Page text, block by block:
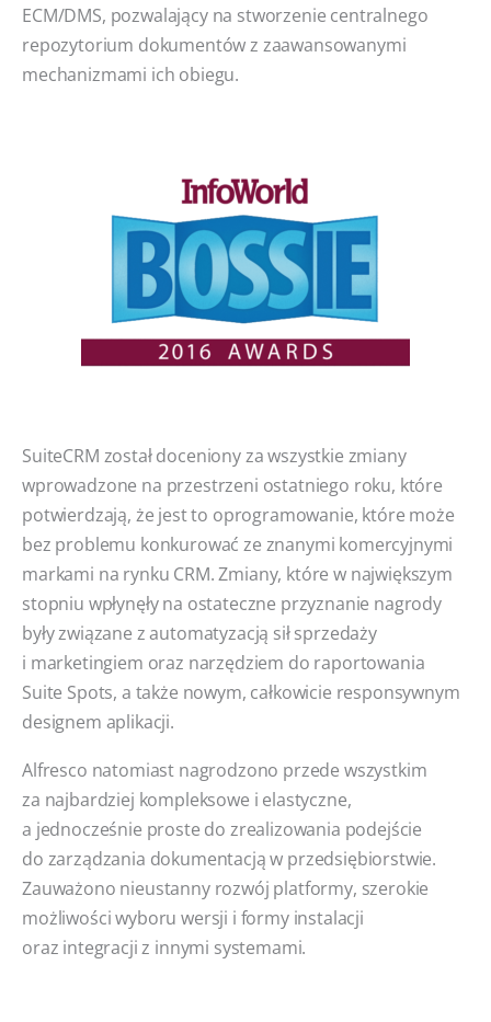
ECM/DMS, pozwalający na stworzenie centralnego
repozytorium dokumentów z zaawansowanymi
mechanizmami ich obiegu.
SuiteCRM został doceniony za wszystkie zmiany
wprowadzone na przestrzeni ostatniego roku, które
potwierdzają, że jest to oprogramowanie, które może
bez problemu konkurować ze znanymi komercyjnymi
markami na rynku CRM. Zmiany, które w największym
stopniu wpłynęły na ostateczne przyznanie nagrody
były związane z automatyzacją sił sprzedaży
i marketingiem oraz narzędziem do raportowania
Suite Spots, a także nowym, całkowicie responsywnym
designem aplikacji.
Alfresco natomiast nagrodzono przede wszystkim
za najbardziej kompleksowe i elastyczne,
a jednocześnie proste do zrealizowania podejście
do zarządzania dokumentacją w przedsiębiorstwie.
Zauważono nieustanny rozwój platformy, szerokie
możliwości wyboru wersji i formy instalacji
oraz integracji z innymi systemami.